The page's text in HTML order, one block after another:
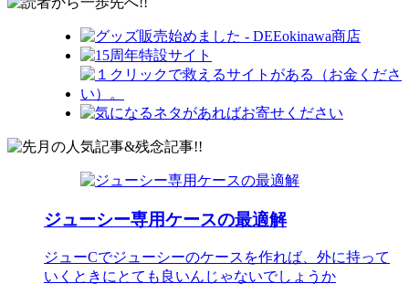
ジューシー専用ケースの最適解
ジューCでジューシーのケースを作れば、外に持って
いくときにとても良いんじゃないでしょうか